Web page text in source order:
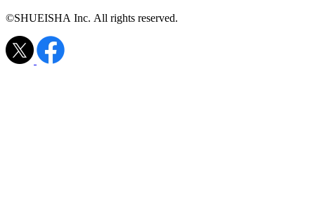
©SHUEISHA Inc. All rights reserved.